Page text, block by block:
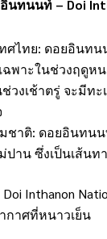
นทนนท์ – Doi
ศไทย: ดอยอินท
ฉพาะในช่วงฤดูห
วงเช้าตรู่ จะมี
ชาติ: ดอยอินทน
าน ซึ่งเป็นเส้นท
Inthanon
กาศที่หนาวเย็น